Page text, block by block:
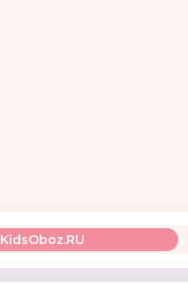
KidsOboz.RU